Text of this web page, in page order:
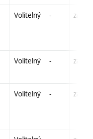
Volitelný - zá
Volitelný - zá
Volitelný - zá